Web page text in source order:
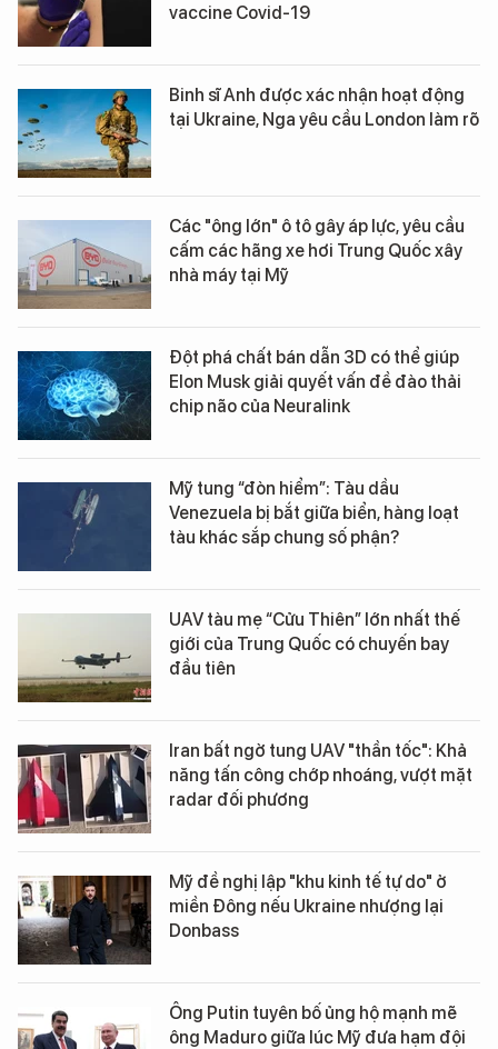
vaccine Covid-19
Binh sĩ Anh được xác nhận hoạt động
tại Ukraine, Nga yêu cầu London làm rõ
Các "ông lớn" ô tô gây áp lực, yêu cầu
cấm các hãng xe hơi Trung Quốc xây
nhà máy tại Mỹ
Đột phá chất bán dẫn 3D có thể giúp
Elon Musk giải quyết vấn đề đào thải
chip não của Neuralink
Mỹ tung “đòn hiểm”: Tàu dầu
Venezuela bị bắt giữa biển, hàng loạt
tàu khác sắp chung số phận?
UAV tàu mẹ “Cửu Thiên” lớn nhất thế
giới của Trung Quốc có chuyến bay
đầu tiên
Iran bất ngờ tung UAV "thần tốc": Khả
năng tấn công chớp nhoáng, vượt mặt
radar đối phương
Mỹ đề nghị lập "khu kinh tế tự do" ở
miền Đông nếu Ukraine nhượng lại
Donbass
Ông Putin tuyên bố ủng hộ mạnh mẽ
ông Maduro giữa lúc Mỹ đưa hạm đội